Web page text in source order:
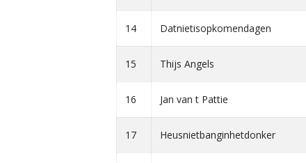
14 Datnietisopkomendagen
15 Thijs Angels
16 Jan van t Pattie
17 Heusnietbanginhetdonker